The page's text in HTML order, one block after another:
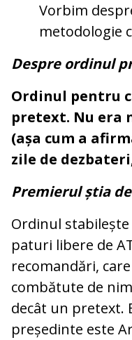
Vorbim
metodologie
Despre ordinul
Ordinul pentru
pretext. Nu era
(așa cum a
zile de
Premierul știa
Ordinul
paturi libere de
recomandări,
combătute de
decât un pretext.
președinte este